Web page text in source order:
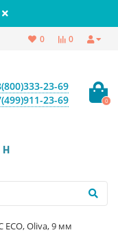
0
0
23-69
23-69
0
ECO, Oliva, 9 мм